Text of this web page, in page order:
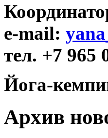
e-mail:
тел. +7 965
Йога-
Архив